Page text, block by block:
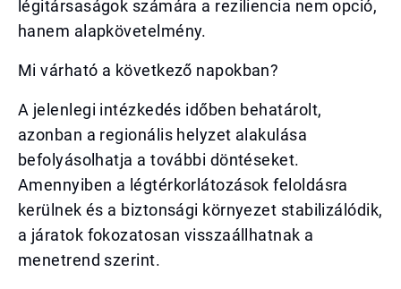
légitársaságok számára a reziliencia nem opció,
hanem alapkövetelmény.
Mi várható a következő napokban?
A jelenlegi intézkedés időben behatárolt,
azonban a regionális helyzet alakulása
befolyásolhatja a további döntéseket.
Amennyiben a légtérkorlátozások feloldásra
kerülnek és a biztonsági környezet stabilizálódik,
a járatok fokozatosan visszaállhatnak a
menetrend szerint.